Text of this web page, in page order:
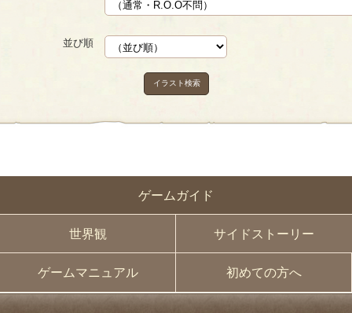
ゲームガイド
世界観 サイドストーリー
ゲームマニュアル 初めての方へ
並び順
イラスト検索